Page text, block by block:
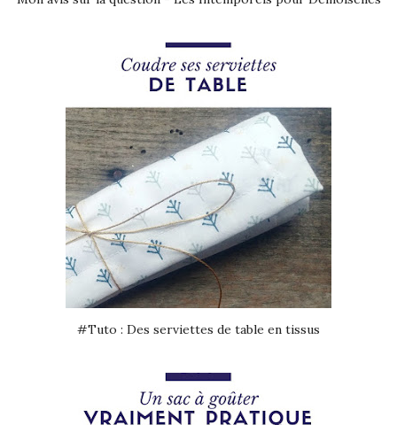
#Tuto : Des serviettes de table en tissus